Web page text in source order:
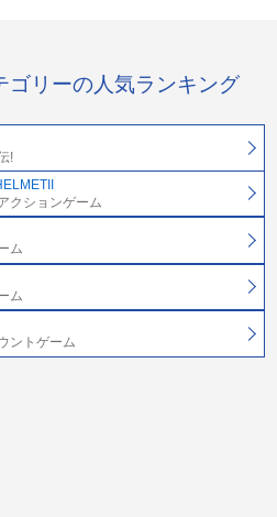
ゴリーの人気ランキング
!
クションゲーム
ム
ム
ントゲーム